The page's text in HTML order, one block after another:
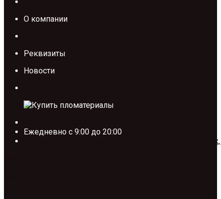
О компании
Реквизиты
Новости
Ежедневно с 9:00 до 20:00
Москва, Проектируемый проезд №134, ТП.